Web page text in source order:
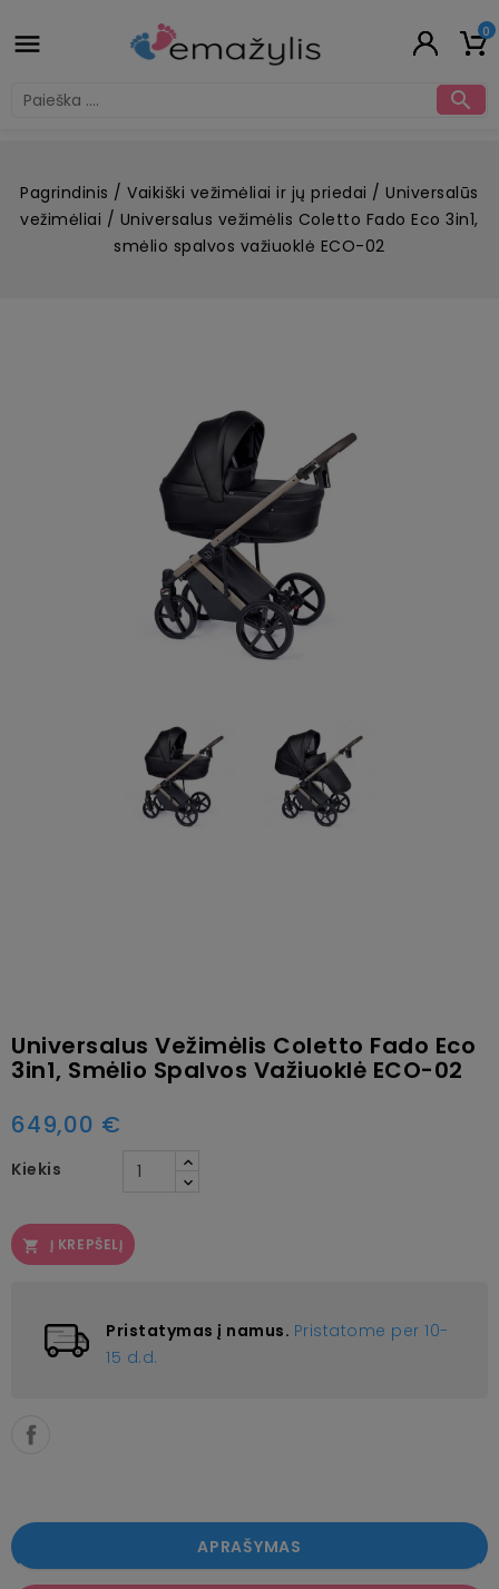
 0

Pagrindinis Vaikiški vežimėliai ir jų priedai
Universalūs
vežimėliai
Universalus vežimėlis Coletto Fado Eco 3in1,
smėlio spalvos važiuoklė ECO-02
Universalus Vežimėlis Coletto Fado Eco
3in1, Smėlio Spalvos Važiuoklė ECO-02
649,00 €
Kiekis
 Į KREPŠELĮ
Pristatymas į namus. Pristatome per 10-
15 d.d.
APRAŠYMAS